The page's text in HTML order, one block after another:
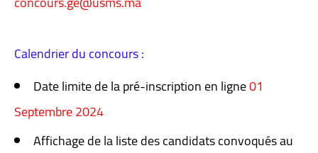
Calendrier du concours :
Date limite de la pré-inscription en ligne01
Septembre 2024
Affichage de la liste des candidats convoqués au